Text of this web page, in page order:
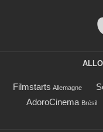
Filmstarts Allemagne
AdoroCinema Brésil